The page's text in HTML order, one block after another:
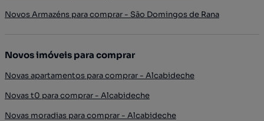
Novos Armazéns para comprar - São Domingos de Rana
Novos imóveis para comprar
Novas apartamentos para comprar - Alcabideche
Novas t0 para comprar - Alcabideche
Novas moradias para comprar - Alcabideche